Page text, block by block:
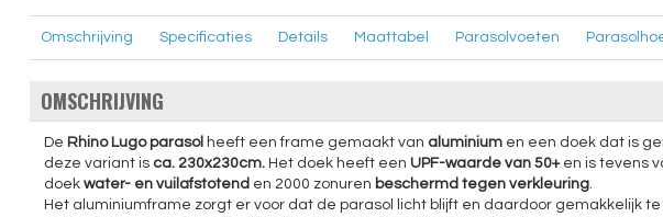
Omschrijving Specificaties Details Maattabel Parasolvoeten
OMSCHRIJVING
De Rhino Lugo parasol heeft een frame gemaakt van aluminiumen een doek dat is
deze variant is ca. 230x230cm.Het doek heeft een UPF-waarde van 50+en is tevens
doek water- en vuilafstotend en 2000 zonuren beschermd tegen verkleuring.
Het aluminiumframe zorgt er voor dat de parasol licht blijft en daardoor gemakkelijk